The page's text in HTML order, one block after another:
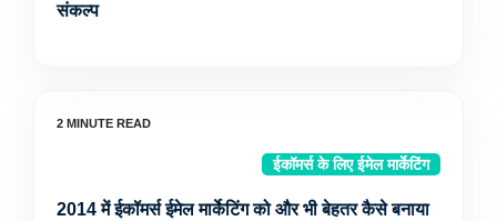
संकल्प
ईकॉमर्स के लिए ईमेल मार्केटिंग
2014 में ईकॉमर्स ईमेल मार्केटिंग को और भी बेहतर कैसे बनाया